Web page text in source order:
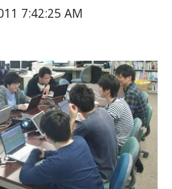
7:42:25 AM